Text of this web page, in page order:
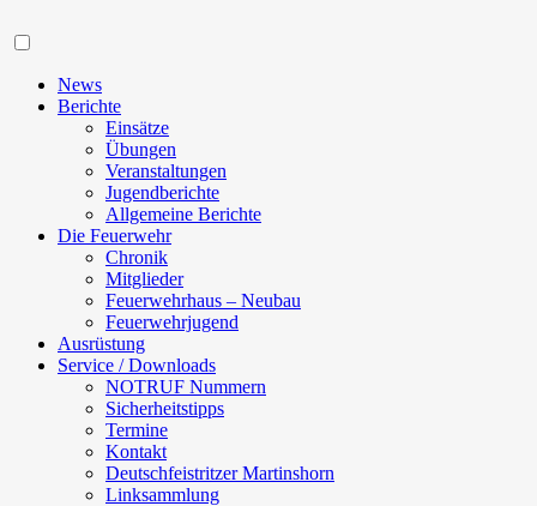
News
Berichte
Einsätze
Übungen
Veranstaltungen
Jugendberichte
Allgemeine Berichte
Die Feuerwehr
Chronik
Mitglieder
Feuerwehrhaus – Neubau
Feuerwehrjugend
Ausrüstung
Service / Downloads
NOTRUF Nummern
Sicherheitstipps
Termine
Kontakt
Deutschfeistritzer Martinshorn
Linksammlung